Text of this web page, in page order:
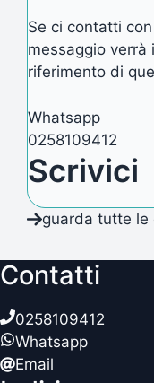
Se ci contatti
messaggio verrà
riferimento di
Whatsapp
0258109412
Scrivici
guarda tutte le
Contatti
0258109412
Whatsapp
Email